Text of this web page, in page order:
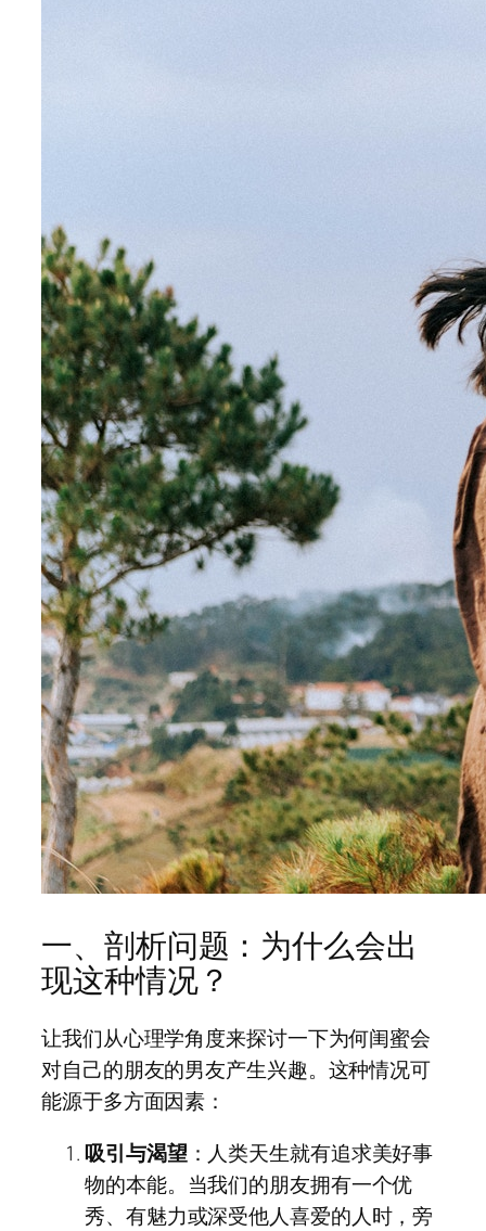
一、剖析问题：为什么会出
现这种情况？
让我们从心理学角度来探讨一下为何闺蜜会
对自己的朋友的男友产生兴趣。这种情况可
能源于多方面因素：
吸引与渴望：人类天生就有追求美好事
物的本能。当我们的朋友拥有一个优
秀、有魅力或深受他人喜爱的人时，旁